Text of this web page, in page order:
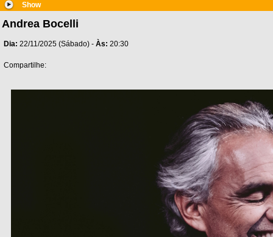
Show
Andrea Bocelli
Dia: 22/11/2025 (Sábado) -Às: 20:30
Compartilhe: